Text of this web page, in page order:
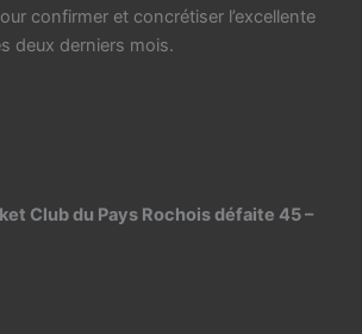
confirmer et concrétiser l’excellente
deux derniers mois.
Club du Pays Rochois défaite 45 –